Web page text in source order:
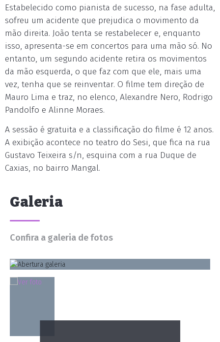
Estabelecido como pianista de sucesso, na fase adulta,
sofreu um acidente que prejudica o movimento da
mão direita. João tenta se restabelecer e, enquanto
isso, apresenta-se em concertos para uma mão só. No
entanto, um segundo acidente retira os movimentos
da mão esquerda, o que faz com que ele, mais uma
vez, tenha que se reinventar. O filme tem direção de
Mauro Lima e traz, no elenco, Alexandre Nero, Rodrigo
Pandolfo e Alinne Moraes.
A sessão é gratuita e a classificação do filme é 12 anos.
A exibição acontece no teatro do Sesi, que fica na rua
Gustavo Teixeira s/n, esquina com a rua Duque de
Caxias, no bairro Mangal.
Galeria
Confira a galeria de fotos